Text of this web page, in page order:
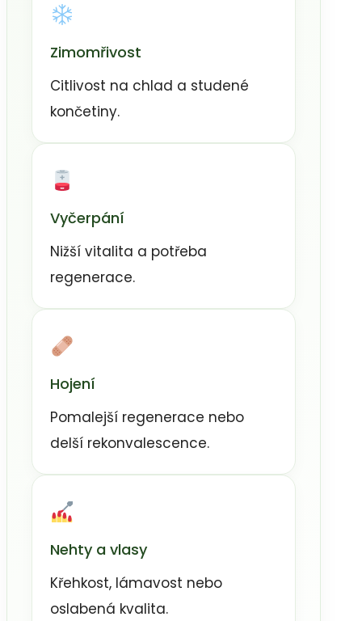
Zimomřivost
Citlivost na chlad a studené
končetiny.
Vyčerpání
Nižší vitalita a potřeba
regenerace.
Hojení
Pomalejší regenerace nebo
delší rekonvalescence.
Nehty a vlasy
Křehkost, lámavost nebo
oslabená kvalita.